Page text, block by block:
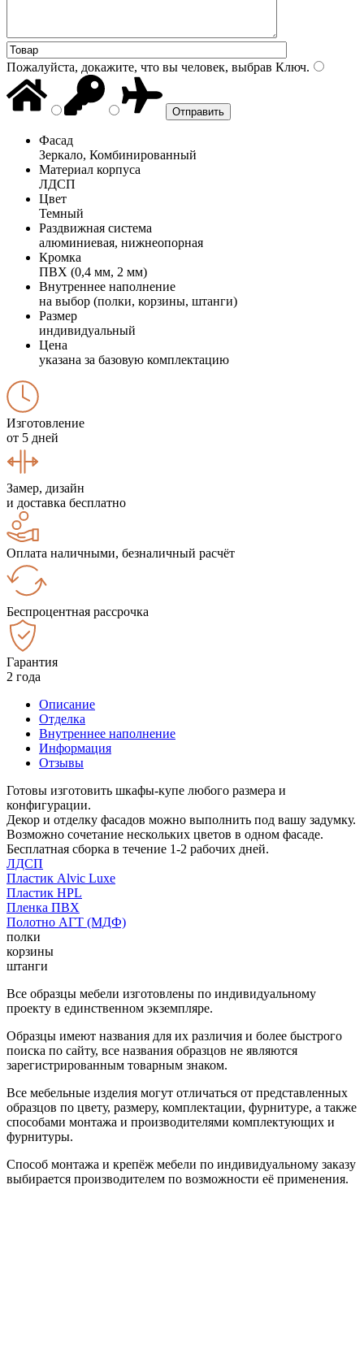
Пожалуйста, докажите, что вы человек, выбрав Ключ.
Фасад
Зеркало, Комбинированный
Материал корпуса
ЛДСП
Цвет
Темный
Раздвижная система
алюминиевая, нижнеопорная
Кромка
ПВХ (0,4 мм, 2 мм)
Внутреннее наполнение
на выбор (полки, корзины, штанги)
Размер
индивидуальный
Цена
указана за базовую комплектацию
Изготовление
от 5 дней
Замер, дизайн
и доставка бесплатно
Оплата наличными, безналичный расчёт
Беспроцентная рассрочка
Гарантия
2 года
Описание
Отделка
Внутреннее наполнение
Информация
Отзывы
Готовы изготовить шкафы-купе любого размера и
конфигурации.
Декор и отделку фасадов можно выполнить под вашу задумку.
Возможно сочетание нескольких цветов в одном фасаде.
Бесплатная сборка в течение 1-2 рабочих дней.
ЛДСП
Пластик Alvic Luxe
Пластик HPL
Пленка ПВХ
Полотно АГТ (МДФ)
полки
корзины
штанги
Все образцы мебели изготовлены по индивидуальному
проекту в единственном экземпляре.
Образцы имеют названия для их различия и более быстрого
поиска по сайту, все названия образцов не являются
зарегистрированным товарным знаком.
Все мебельные изделия могут отличаться от представленных
образцов по цвету, размеру, комплектации, фурнитуре, а также
способами монтажа и производителями комплектующих и
фурнитуры.
Способ монтажа и крепёж мебели по индивидуальному заказу
выбирается производителем по возможности её применения.